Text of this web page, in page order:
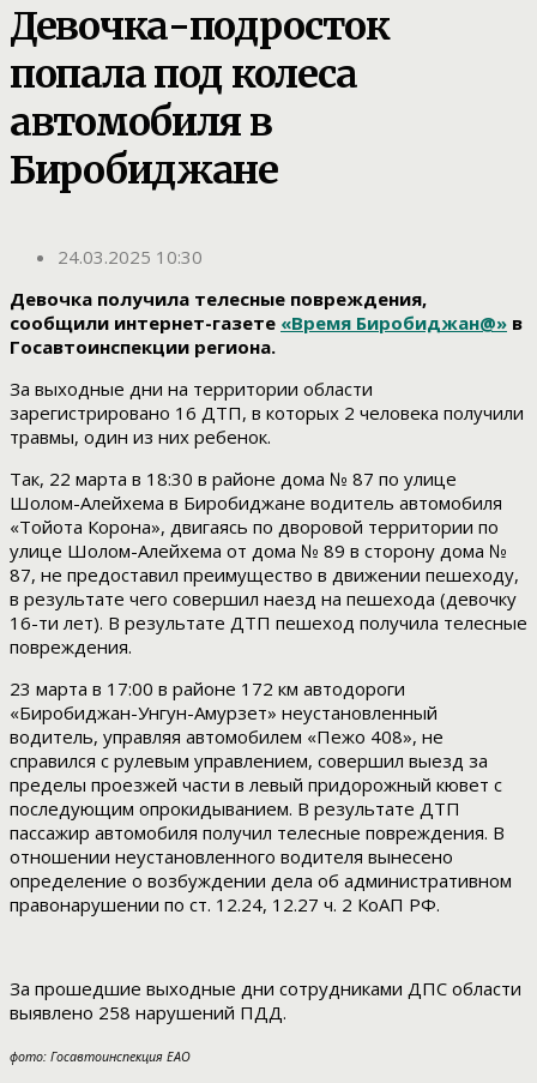
Девочка-подросток
попала под колеса
автомобиля в
Биробиджане
24.03.2025 10:30
Девочка получила телесные повреждения,
сообщили интернет-газете «Время Биробиджан@» в
Госавтоинспекции региона.
За выходные дни на территории области
зарегистрировано 16 ДТП, в которых 2 человека получили
травмы, один из них ребенок.
Так, 22 марта в 18:30 в районе дома № 87 по улице
Шолом-Алейхема в Биробиджане водитель автомобиля
«Тойота Корона», двигаясь по дворовой территории по
улице Шолом-Алейхема от дома № 89 в сторону дома №
87, не предоставил преимущество в движении пешеходу,
в результате чего совершил наезд на пешехода (девочку
16-ти лет). В результате ДТП пешеход получила телесные
повреждения.
23 марта в 17:00 в районе 172 км автодороги
«Биробиджан-Унгун-Амурзет» неустановленный
водитель, управляя автомобилем «Пежо 408», не
справился с рулевым управлением, совершил выезд за
пределы проезжей части в левый придорожный кювет с
последующим опрокидыванием. В результате ДТП
пассажир автомобиля получил телесные повреждения. В
отношении неустановленного водителя вынесено
определение о возбуждении дела об административном
правонарушении по ст. 12.24, 12.27 ч. 2 КоАП РФ.
За прошедшие выходные дни сотрудниками ДПС области
выявлено 258 нарушений ПДД.
фото: Госавтоинспекция ЕАО